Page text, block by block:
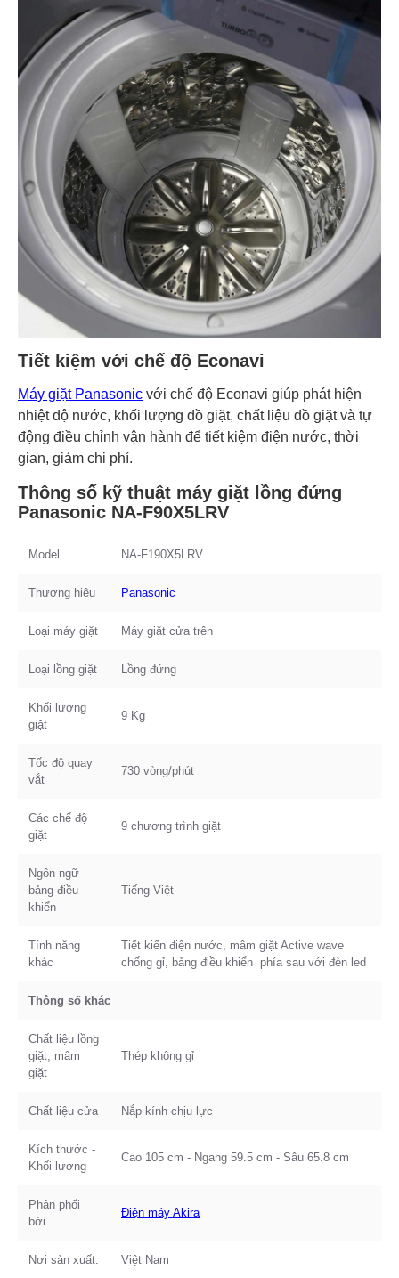
Tiết kiệm với chế độ Econavi
Máy giặt Panasonic với chế độ Econavi giúp phát hiện
nhiệt độ nước, khối lượng đồ giặt, chất liệu đồ giặt và tự
động điều chỉnh vận hành để tiết kiệm điện nước, thời
gian, giảm chi phí.
Thông số kỹ thuật máy giặt lồng đứng
Panasonic NA-F90X5LRV
Model NA-F190X5LRV
Thương hiệu Panasonic
Loại máy giặt Máy giặt cửa trên
Loại lồng giặt Lồng đứng
Khối lượng
giặt
9 Kg
Tốc độ quay
vắt
730 vòng/phút
Các chế độ
giặt
9 chương trình giặt
Ngôn ngữ
bảng điều
khiển
Tiếng Việt
Tính năng
khác
Tiết kiến điện nước, mâm giặt Active wave
chống gỉ, bảng điều khiển phía sau với đèn led
Thông số khác
Chất liệu lồng
giặt, mâm
giặt
Thép không gỉ
Chất liệu cửa Nắp kính chịu lực
Kích thước -
Khối lượng
Cao 105 cm - Ngang 59.5 cm - Sâu 65.8 cm
Phân phối
bởi
Điện máy Akira
Nơi sản xuất: Việt Nam